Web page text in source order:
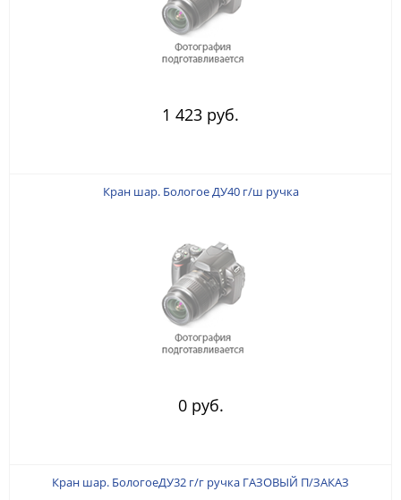
1 423 руб.
Кран шар. Бологое ДУ40 г/ш ручка
0 руб.
Кран шар. БологоеДУ32 г/г ручка ГАЗОВЫЙ П/ЗАКАЗ